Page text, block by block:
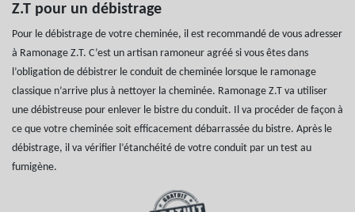
Z.T pour un débistrage
Pour le débistrage de votre cheminée, il est recommandé de vous adresser
à Ramonage Z.T. C’est un artisan ramoneur agréé si vous êtes dans
l’obligation de débistrer le conduit de cheminée lorsque le ramonage
classique n’arrive plus à nettoyer la cheminée. Ramonage Z.T va utiliser
une débistreuse pour enlever le bistre du conduit. Il va procéder de façon à
ce que votre cheminée soit efficacement débarrassée du bistre. Après le
débistrage, il va vérifier l’étanchéité de votre conduit par un test au
fumigène.